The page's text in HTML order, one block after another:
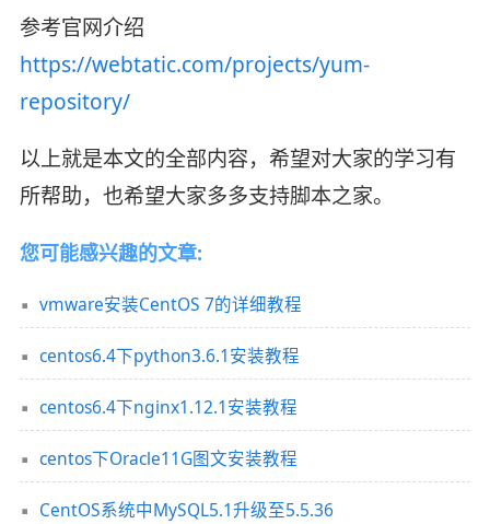
参考官网介绍
https://webtatic.com/projects/yum-
repository/
以上就是本文的全部内容，希望对大家的学习有
所帮助，也希望大家多多支持脚本之家。
您可能感兴趣的文章:
vmware安装CentOS 7的详细教程
centos6.4下python3.6.1安装教程
centos6.4下nginx1.12.1安装教程
centos下Oracle11G图文安装教程
CentOS系统中MySQL5.1升级至5.5.36